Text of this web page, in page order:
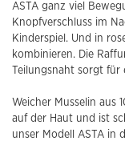
ASTA ganz viel
Knopfverschluss im
Kinderspiel. Und in
kombinieren. Die
Teilungsnaht sorgt für
Weicher Musselin aus
auf der Haut und ist
unser Modell ASTA in